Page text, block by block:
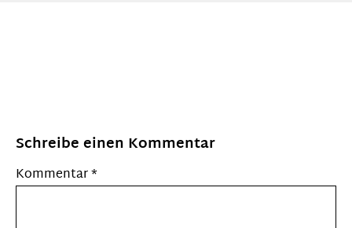
Schreibe einen Kommentar
Kommentar*